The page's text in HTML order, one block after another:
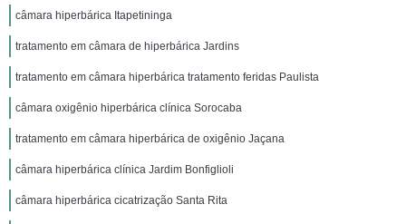
câmara hiperbárica Itapetininga
tratamento em câmara de hiperbárica Jardins
tratamento em câmara hiperbárica tratamento feridas Paulista
câmara oxigênio hiperbárica clínica Sorocaba
tratamento em câmara hiperbárica de oxigênio Jaçana
câmara hiperbárica clínica Jardim Bonfiglioli
câmara hiperbárica cicatrização Santa Rita